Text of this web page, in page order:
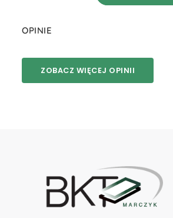
OPINIE
ZOBACZ WIĘCEJ OPINII